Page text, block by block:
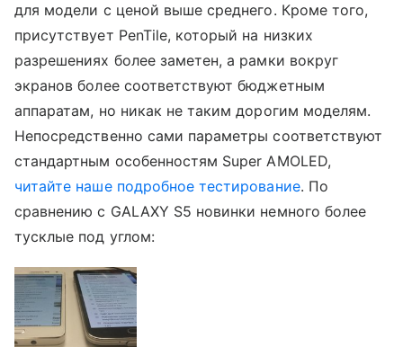
для модели с ценой выше среднего. Кроме того,
присутствует PenTile, который на низких
разрешениях более заметен, а рамки вокруг
экранов более соответствуют бюджетным
аппаратам, но никак не таким дорогим моделям.
Непосредственно сами параметры соответствуют
стандартным особенностям Super AMOLED,
читайте наше подробное тестирование. По
сравнению с GALAXY S5 новинки немного более
тусклые под углом: